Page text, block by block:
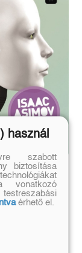
használ
szabott
biztosítása
vonatkozó
érhető el.